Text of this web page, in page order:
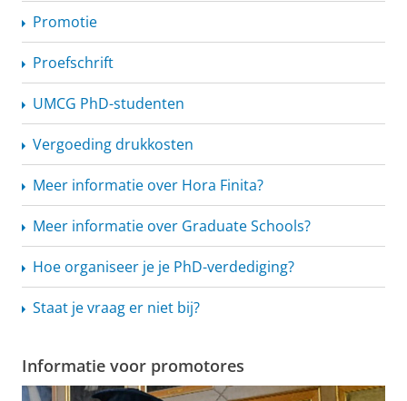
Promotie
Proefschrift
UMCG PhD-studenten
Vergoeding drukkosten
Meer informatie over Hora Finita?
Meer informatie over Graduate Schools?
Hoe organiseer je je PhD-verdediging?
Staat je vraag er niet bij?
Informatie voor promotores